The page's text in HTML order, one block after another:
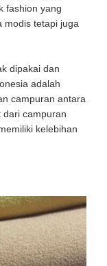
fashion yang
modis tetapi juga
dipakai dan
adalah
campuran antara
dari campuran
kelebihan